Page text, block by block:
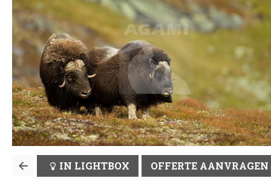
IN LIGHTBOX OFFERTE AANVRAGEN